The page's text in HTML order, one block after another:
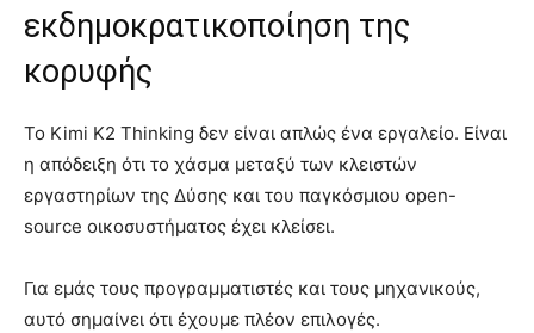
εκδημοκρατικοποίηση της
κορυφής
Το Kimi K2 Thinking δεν είναι απλώς ένα εργαλείο. Είναι
η απόδειξη ότι το χάσμα μεταξύ των κλειστών
εργαστηρίων της Δύσης και του παγκόσμιου open-
source οικοσυστήματος έχει κλείσει.
Για εμάς τους προγραμματιστές και τους μηχανικούς,
αυτό σημαίνει ότι έχουμε πλέον επιλογές.